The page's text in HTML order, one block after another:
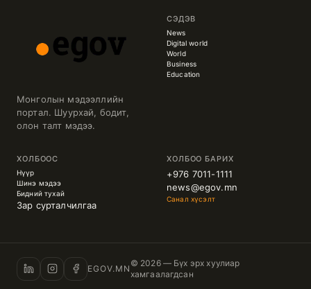
Монголын мэдээллийн
портал. Шуурхай, бодит,
олон талт мэдээ.
СЭДЭВ
News
Digital world
World
Business
Education
ХОЛБООС
Нүүр
Шинэ мэдээ
Бидний тухай
Зар сурталчилгаа
ХОЛБОО БАРИХ
+976 7011-1111
news@egov.mn
Санал хүсэлт
EGOV.MN
© 2026 — Бүх эрх хуулиар
хамгаалагдсан